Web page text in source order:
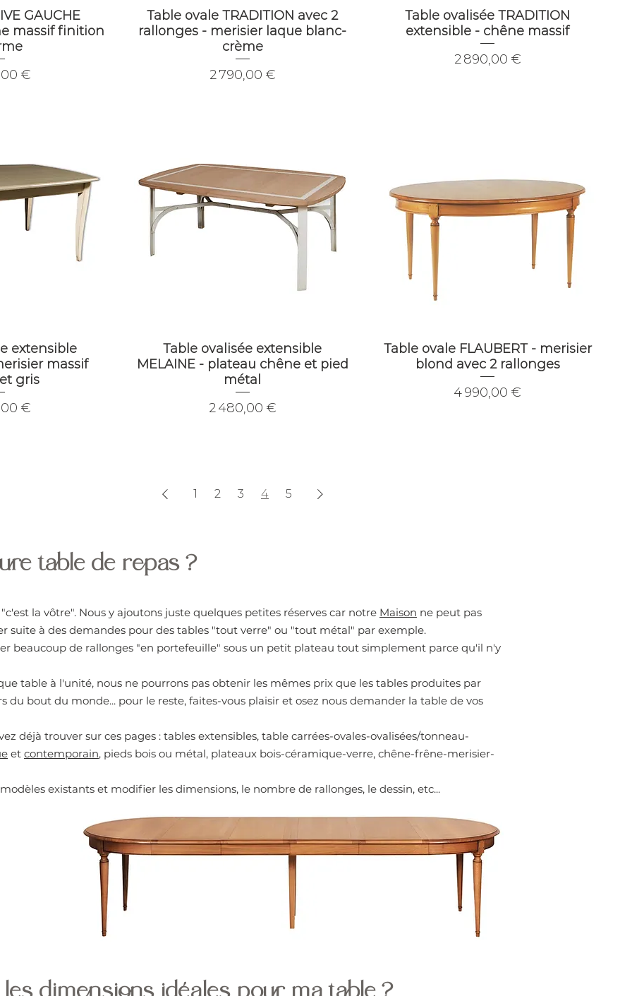
GAUCHE
massif finition
€
Table ovale TRADITION avec 2
rallonges - merisier laque blanc-
crème
Prix
2 790,00 €
Table ovalisée TRADITION
extensible - chêne massif
Prix
2 890,00 €
extensible
massif
gris
€
Table ovalisée extensible
MELAINE - plateau chêne et pied
métal
Prix
2 480,00 €
Table ovale FLAUBERT - merisier
blond avec 2 rallonges
Prix
4 990,00 €
1 2 3 4 5
table de repas ?
la vôtre". Nous y ajoutons juste quelques petites réserves car notre Maison ne peut pas
suite à des demandes pour des tables "tout verre" ou "tout métal" par exemple.
beaucoup de rallonges "en portefeuille" sous un petit plateau tout simplement parce qu'il n'y
table à l'unité, nous ne pourrons pas obtenir les mêmes prix que les tables produites par
du bout du monde... pour le reste, faites-vous plaisir et osez nous demander la table de vos
déjà trouver sur ces pages : tables extensibles, table carrées-ovales-ovalisées/tonneau-
et contemporain, pieds bois ou métal, plateaux bois-céramique-verre, chêne-frêne-merisier-
existants et modifier les dimensions, le nombre de rallonges, le dessin, etc...